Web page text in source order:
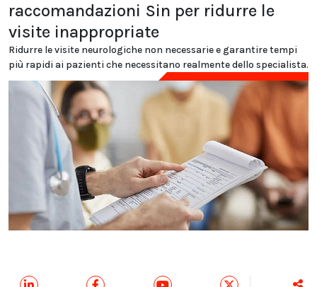
raccomandazioni Sin per ridurre le
visite inappropriate
Ridurre le visite neurologiche non necessarie e garantire tempi
più rapidi ai pazienti che necessitano realmente dello specialista.